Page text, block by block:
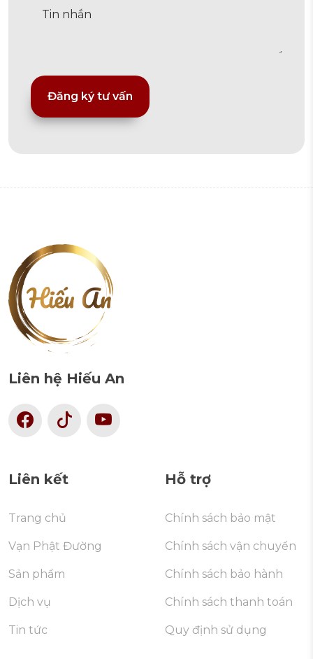
Liên hệ Hiếu An
Liên kết
Trang chủ
Vạn Phật Đường
Sản phẩm
Dịch vụ
Tin tức
Hỗ trợ
Chính sách bảo mật
Chính sách vận chuyển
Chính sách bảo hành
Chính sách thanh toán
Quy định sử dụng